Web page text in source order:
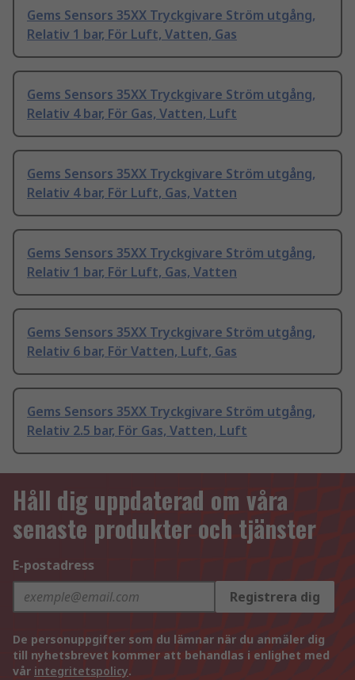
Gems Sensors 35XX Tryckgivare Ström utgång,
Relativ 1 bar, För Luft, Vatten, Gas
Gems Sensors 35XX Tryckgivare Ström utgång,
Relativ 4 bar, För Gas, Vatten, Luft
Gems Sensors 35XX Tryckgivare Ström utgång,
Relativ 4 bar, För Luft, Gas, Vatten
Gems Sensors 35XX Tryckgivare Ström utgång,
Relativ 1 bar, För Luft, Gas, Vatten
Gems Sensors 35XX Tryckgivare Ström utgång,
Relativ 6 bar, För Vatten, Luft, Gas
Gems Sensors 35XX Tryckgivare Ström utgång,
Relativ 2.5 bar, För Gas, Vatten, Luft
Håll dig uppdaterad om våra
senaste produkter och tjänster
E-postadress
Registrera dig
De personuppgifter som du lämnar när du anmäler dig
till nyhetsbrevet kommer att behandlas i enlighet med
vår integritetspolicy.